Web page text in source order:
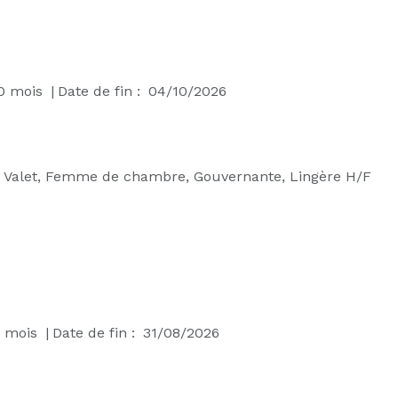
mois | Date de fin : 04/10/2026
Valet, Femme de chambre, Gouvernante, Lingère H/F
mois | Date de fin : 31/08/2026